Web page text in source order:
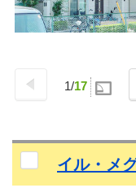
1/17
イル・メ